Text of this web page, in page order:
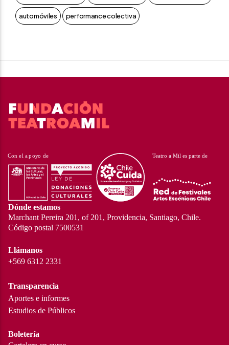
automóviles performance colectiva
Dónde estamos
Marchant Pereira 201, of 201, Providencia, Santiago, Chile.
Código postal 7500531
Llámanos
+569 6312 2331
Transparencia
Aportes e informes
Estudios de Públicos
Boletería